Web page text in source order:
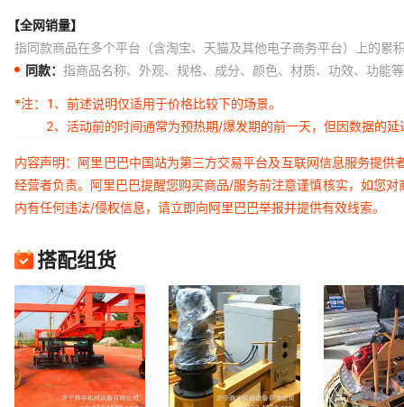
【全网销量】
指同款商品在多个平台（含淘宝、天猫及其他电子商务平台）上的累
同款： 指商品名称、外观、规格、成分、颜色、材质、功效、功能
*注：
1、前述说明仅适用于价格比较下的场景。
2、活动前的时间通常为预热期/爆发期的前一天，但因数据的
内容声明：阿里巴巴中国站为第三方交易平台及互联网信息服务提
经营者负责。阿里巴巴提醒您购买商品/服务前注意谨慎核实，如您
内有任何违法/侵权信息，请立即向阿里巴巴举报并提供有效线索。
搭配组货